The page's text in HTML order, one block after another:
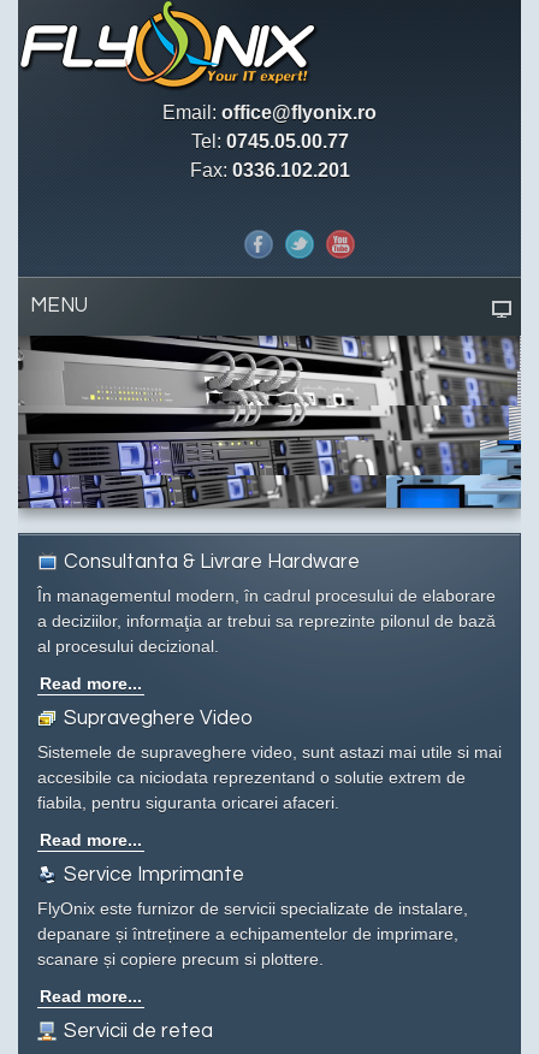
Email: office@flyonix.ro
Tel: 0745.05.00.77
Fax: 0336.102.201
MENU
Consultanta & Livrare Hardware
În managementul modern, în cadrul procesului de elaborare
a deciziilor, informaţia ar trebui sa reprezinte pilonul de bază
al procesului decizional.
Read more...
Supraveghere Video
Sistemele de supraveghere video, sunt astazi mai utile si mai
accesibile ca niciodata reprezentand o solutie extrem de
fiabila, pentru siguranta oricarei afaceri.
Read more...
Service Imprimante
FlyOnix este furnizor de servicii specializate de instalare,
depanare și întreținere a echipamentelor de imprimare,
scanare și copiere precum si plottere.
Read more...
Servicii de retea